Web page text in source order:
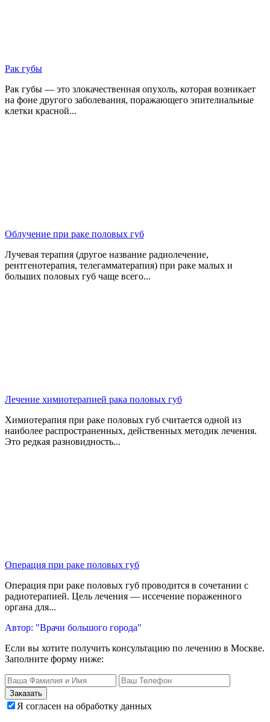
Рак губы
Рак губы — это злокачественная опухоль, которая возникает
на фоне другого заболевания, поражающего эпителиальные
клетки красной...
Облучение при раке половых губ
Лучевая терапия (другое название радиолечение,
рентгенотерапия, телегамматерапия) при раке малых и
больших половых губ чаще всего...
Лечение химиотерапией рака половых губ
Химиотерапия при раке половых губ считается одной из
наиболее распространенных, действенных методик лечения.
Это редкая разновидность...
Операция при раке половых губ
Операция при раке половых губ проводится в сочетании с
радиотерапией. Цель лечения — иссечение пораженного
органа для...
Автор: "Врачи большого города"
Если вы хотите получить консультацию по лечению в Москве.
Заполните форму ниже:
Заказать
Я согласен на обработку данных